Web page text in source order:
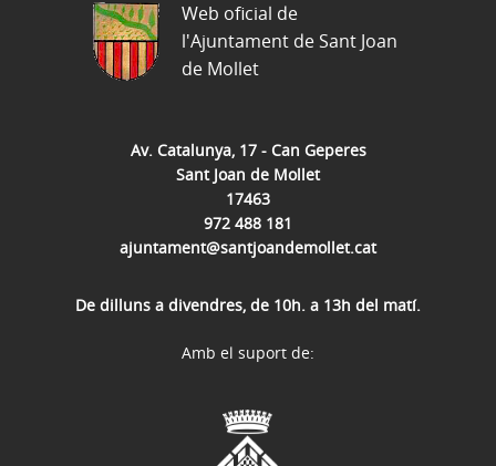
Av. Catalunya, 17 - Can Geperes
Sant Joan de Mollet
17463
972 488 181
ajuntament@santjoandemollet.cat
De dilluns a divendres, de 10h. a 13h del matí.
Web oficial de
l'Ajuntament de Sant Joan
de Mollet
Amb el suport de: